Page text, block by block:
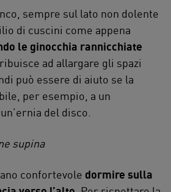
sempre sul lato non dolente
di cuscini come appena
le ginocchia rannicchiate
ad allargare gli spazi
può essere di aiuto se la
per esempio, a un
del disco.
supina
confortevole dormire sulla